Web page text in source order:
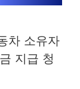
차 소유자
지급 청